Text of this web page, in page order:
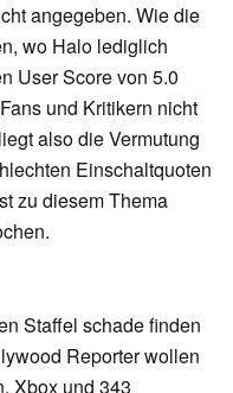
angegeben. Wie die
wo Halo lediglich
User Score von 5.0
und Kritikern nicht
also die Vermutung
Einschaltquoten
zu diesem Thema
Staffel schade finden
Reporter wollen
Xbox und 343